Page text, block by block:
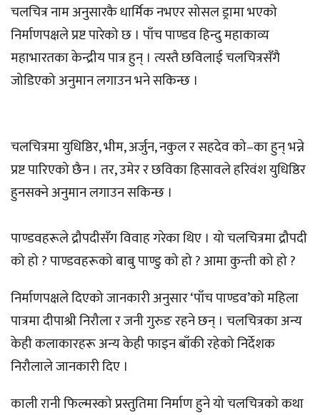
चलचित्र नाम अनुसारकै धार्मिक नभएर सोसल ड्रामा भएको
निर्माणपक्षले प्रष्ट पारेको छ । पाँच पाण्डव हिन्दु महाकाव्य
महाभारतका केन्द्रीय पात्र हुन् । त्यस्तै छविलाई चलचित्रसँगै
जोडिएको अनुमान लगाउन भने सकिन्छ ।
चलचित्रमा युधिष्ठिर, भीम, अर्जुन, नकुल र सहदेव को–का हुन् भन्ने
प्रष्ट पारिएको छैन । तर, उमेर र छविका हिसावले हरिवंश युधिष्ठिर
हुनसक्ने अनुमान लगाउन सकिन्छ ।
पाण्डवहरूले द्रौपदीसँग विवाह गरेका थिए । यो चलचित्रमा द्रौपदी
को हो ? पाण्डवहरूको बाबु पाण्डु को हो ? आमा कुन्ती को हो ?
निर्माणपक्षले दिएको जानकारी अनुसार ‘पाँच पाण्डव’को महिला
पात्रमा दीपाश्री निरौला र जनी गुरुङ रहने छन् । चलचित्रका अन्य
केही कलाकारहरू अन्य केही फाइन बाँकी रहेको निर्देशक
निरौलाले जानकारी दिए ।
काली रानी फिल्मस्को प्रस्तुतिमा निर्माण हुने यो चलचित्रको कथा